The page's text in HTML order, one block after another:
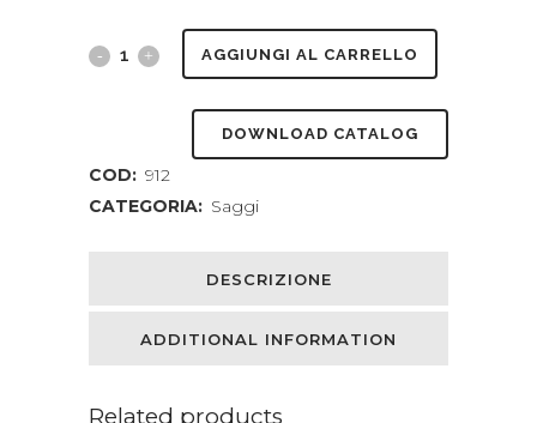
Teoria
Testo
Thadée
AGGIUNGI AL CARRELLO
DOWNLOAD CATALOG
COD: 912
CATEGORIA: Saggi
DESCRIZIONE
ADDITIONAL INFORMATION
Related products